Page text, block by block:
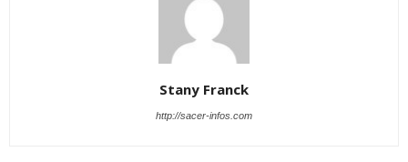
Stany Franck
http://sacer-infos.com